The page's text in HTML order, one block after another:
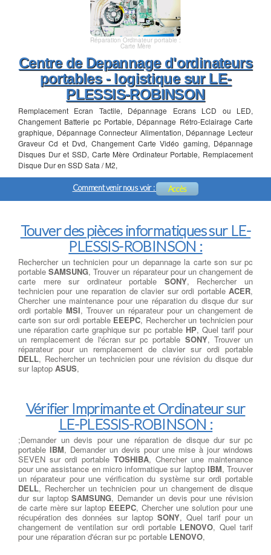
Réparation Ordinateur portable :
Carte Mère
Centre de Depannage d'ordinateurs
portables - logistique sur LE-
PLESSIS-ROBINSON
Remplacement Ecran Tactile, Dépannage Ecrans LCD ou LED,
Changement Batterie pc Portable, Dépannage Rétro-Eclairage Carte
graphique, Dépannage Connecteur Alimentation, Dépannage Lecteur
Graveur Cd et Dvd, Changement Carte Vidéo gaming, Dépannage
Disques Dur et SSD, Carte Mère Ordinateur Portable, Remplacement
Disque Dur en SSD Sata / M2,
Comment venir nous voir : Accès
Touver des pièces informatiques sur LE-
PLESSIS-ROBINSON :
Rechercher un technicien pour un depannage la carte son sur pc
portableSAMSUNG, Trouver un réparateur pour un changement de
carte mere sur ordinateur portable SONY, Rechercher un
technicien pour une reparation de clavier sur ordi portable ACER,
Chercher une maintenance pour une réparation du disque dur sur
ordi portable MSI, Trouver un réparateur pour un changement de
carte son sur ordi portable EEEPC, Rechercher un technicien pour
une réparation carte graphique sur pc portable HP, Quel tarif pour
un remplacement de l'écran sur pc portable SONY, Trouver un
réparateur pour un remplacement de clavier sur ordi portable
DELL, Rechercher un technicien pour une révision du disque dur
sur laptop ASUS,
Vérifier Imprimante et Ordinateur sur
LE-PLESSIS-ROBINSON :
;Demander un devis pour une réparation de disque dur sur pc
portable IBM, Demander un devis pour une mise à jour windows
SEVEN sur ordi portable TOSHIBA, Chercher une maintenance
pour une assistance en micro informatique sur laptop IBM, Trouver
un réparateur pour une vérification du système sur ordi portable
DELL, Rechercher un technicien pour un changement de disque
dur sur laptopSAMSUNG, Demander un devis pour une révision
de carte mère sur laptop EEEPC, Chercher une solution pour une
récupération des données sur laptopSONY, Quel tarif pour un
changement de ventilation sur ordi portable LENOVO, Quel tarif
pour une réparation d'écran sur pc portable LENOVO,